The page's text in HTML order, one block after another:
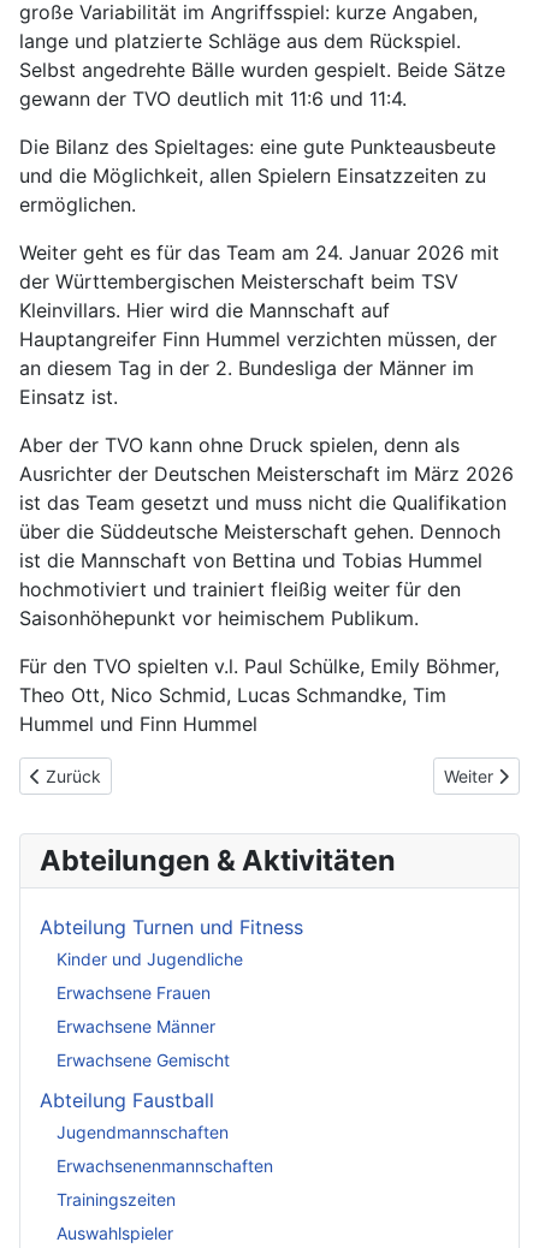
Abteilungen & Aktivitäten
Abteilung Turnen und Fitness
Kinder und Jugendliche
Erwachsene Frauen
Erwachsene Männer
Erwachsene Gemischt
Abteilung Faustball
Jugendmannschaften
Erwachsenenmannschaften
Trainingszeiten
Auswahlspieler
große Variabilität im Angriffsspiel: kurze Angaben,
lange und platzierte Schläge aus dem Rückspiel.
Selbst angedrehte Bälle wurden gespielt. Beide Sätze
gewann der TVO deutlich mit 11:6 und 11:4.
Die Bilanz des Spieltages: eine gute Punkteausbeute
und die Möglichkeit, allen Spielern Einsatzzeiten zu
ermöglichen.
Weiter geht es für das Team am 24. Januar 2026 mit
der Württembergischen Meisterschaft beim TSV
Kleinvillars. Hier wird die Mannschaft auf
Hauptangreifer Finn Hummel verzichten müssen, der
an diesem Tag in der 2. Bundesliga der Männer im
Einsatz ist.
Aber der TVO kann ohne Druck spielen, denn als
Ausrichter der Deutschen Meisterschaft im März 2026
ist das Team gesetzt und muss nicht die Qualifikation
über die Süddeutsche Meisterschaft gehen. Dennoch
ist die Mannschaft von Bettina und Tobias Hummel
hochmotiviert und trainiert fleißig weiter für den
Saisonhöhepunkt vor heimischem Publikum.
Für den TVO spielten v.l. Paul Schülke, Emily Böhmer,
Theo Ott, Nico Schmid, Lucas Schmandke, Tim
Hummel und Finn Hummel
Vorheriger Beitrag: M2 mit drei Siegen beim Heimspieltag
Zurück Nächster
Weiter